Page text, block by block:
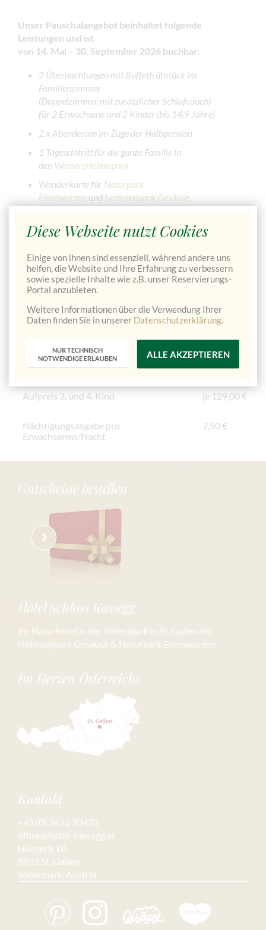
Unser Pauschalangebot beinhaltet folgende
Leistungen und ist
von 14. Mai – 30. September 2026 buchbar:
2 Übernachtungen mit Buffetfrühstück im
Familienzimmer
(Doppelzimmer mit zusätzlicher Schlafcouch)
für 2 Erwachsene und 2 Kinder (bis 14,9 Jahre)
2 x Abendessen im Zuge der Halbpension
1 Tageseintritt für die ganze Familie in
den Wassererlebnispark
Wanderkarte für Naturpark
Eisenwurzen und Nationalpark Gesäuse
JETZT VERFÜGBARKEIT PRÜFEN & DIREKT BUCHEN
im Familienzimmer inkl. Halbpension und den oben
angeführten Leistungen
2 Erwachsene + 2 Kinder (6 bis 15 Jahre)
ab 738,00
€
Aufpreis 3. und 4. Kind je 129,00 €
Nächtigungsabgabe pro
Erwachsenen/Nacht
2,50 €
Gutscheine bestellen
Hotel Schloss Kassegg
Ihr Naturhotel in der Steiermark in St. Gallen im
Nationalpark Gesäuse & Naturpark Eisenwurzen
Im Herzen Österreichs
Kontakt
+43 (0) 3632 20473
office@hotel-kassegg.at
Hocherb 18,
8933 St. Gallen
Steiermark, Austria
Diese Webseite nutzt Cookies
Einige von ihnen sind essenziell, während andere uns
helfen, die Website und Ihre Erfahrung zu verbessern
sowie spezielle Inhalte wie z.B. unser Reservierungs-
Portal anzubieten.
Weitere Informationen über die Verwendung Ihrer
Daten finden Sie in unserer Datenschutzerklärung.
NUR TECHNISCH
NOTWENDIGE ERLAUBEN
ALLE AKZEPTIEREN